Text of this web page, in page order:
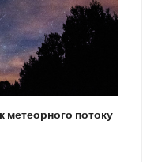
метеорного потоку